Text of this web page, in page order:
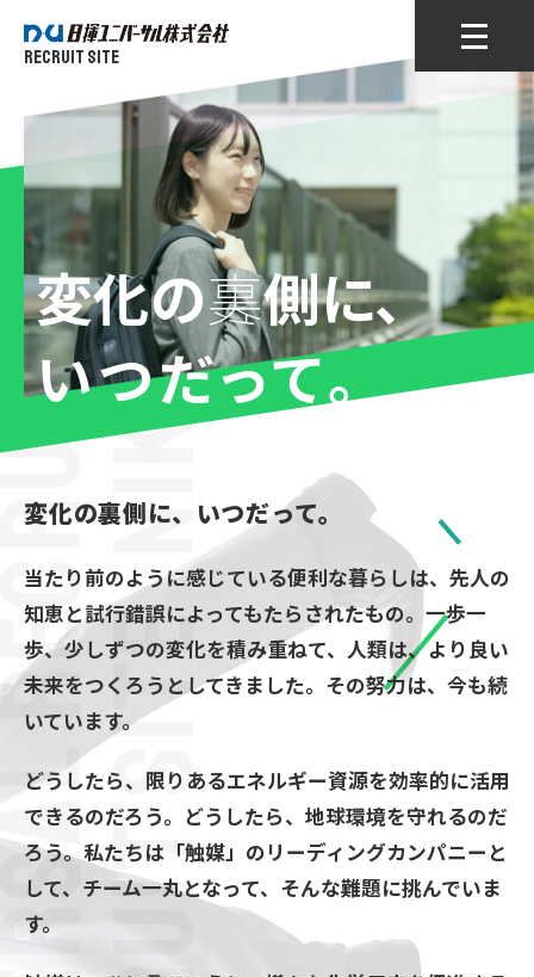
RECRUIT SITE
変化の裏側に、
いつだって。
変化の裏側に、いつだって。
当たり前のように感じている便利な暮らしは、 先人の
知恵と試行錯誤によってもたらされたもの。 一歩一
歩、少しずつの変化を積み重ねて、 人類は、より良い
未来をつくろうとしてきました。 その努力は、今も続
いています。
どうしたら、限りあるエネルギー資源を効率的に活用
できるのだろう。 どうしたら、地球環境を守れるのだ
ろう。私たちは「触媒」のリーディングカンパニーと
して、 チーム一丸となって、そんな難題に挑んでいま
す。